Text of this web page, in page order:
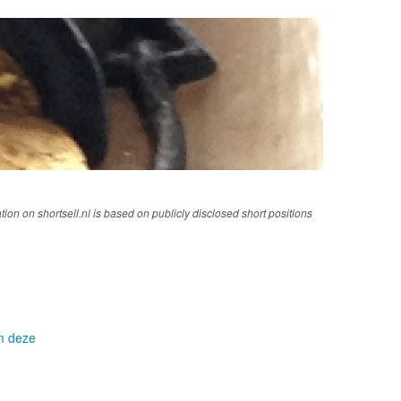
on shortsell.nl is based on publicly disclosed short positions
deze